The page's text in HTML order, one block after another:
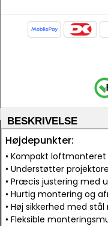
BESKRIVELSE
Højdepunkter:
• Kompakt
• Understøtter
• Præcis justering med
• Hurtig montering og
• Høj sikkerhed med
• Fleksible